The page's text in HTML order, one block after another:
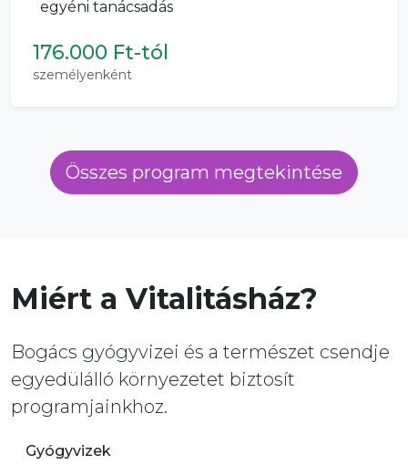
egyéni tanácsadás
176.000 Ft-tól
személyenként
Összes program megtekintése
Miért a Vitalitásház?
Bogács gyógyvizei és a természet csendje
egyedülálló környezetet biztosít
programjainkhoz.
Gyógyvizek